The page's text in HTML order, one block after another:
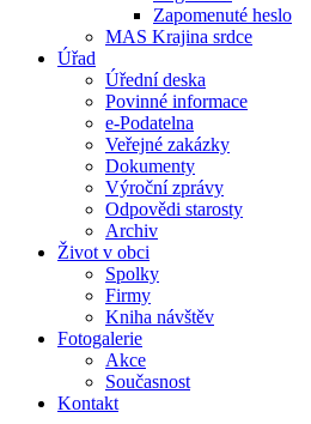
Zapomenuté heslo
MAS Krajina srdce
Úřad
Úřední deska
Povinné informace
e-Podatelna
Veřejné zakázky
Dokumenty
Výroční zprávy
Odpovědi starosty
Archiv
Život v obci
Spolky
Firmy
Kniha návštěv
Fotogalerie
Akce
Současnost
Kontakt